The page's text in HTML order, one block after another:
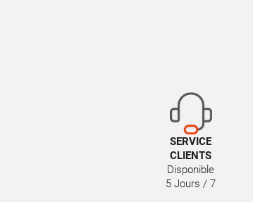
SERVICE
CLIENTS
Disponible
5 Jours / 7